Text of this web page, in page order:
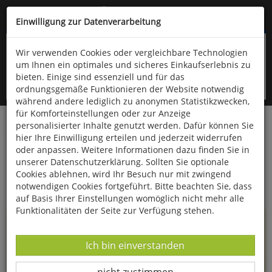
Kompletten Head der Seite überspringen
oder (06766) 9323-960
Startseite Informationen
Uppps...
Sie sind weitergeleitet worden !
haben zu öffnen, gibt es leider nicht mehr in unserem
Einwilligung zur Datenverarbeitung
Wir verwenden Cookies oder vergleichbare Technologien
um Ihnen ein optimales und sicheres Einkaufserlebnis zu
bieten. Einige sind essenziell und für das
ordnungsgemäße Funktionieren der Website notwendig
während andere lediglich zu anonymen Statistikzwecken,
für Komforteinstellungen oder zur Anzeige
personalisierter Inhalte genutzt werden. Dafür können Sie
hier Ihre Einwilligung erteilen und jederzeit widerrufen
oder anpassen. Weitere Informationen dazu finden Sie in
unserer Datenschutzerklärung. Sollten Sie optionale
Cookies ablehnen, wird Ihr Besuch nur mit zwingend
notwendigen Cookies fortgeführt. Bitte beachten Sie, dass
auf Basis Ihrer Einstellungen womöglich nicht mehr alle
Funktionalitäten der Seite zur Verfügung stehen.
Datenverarbeitung -
Ich bin einverstanden